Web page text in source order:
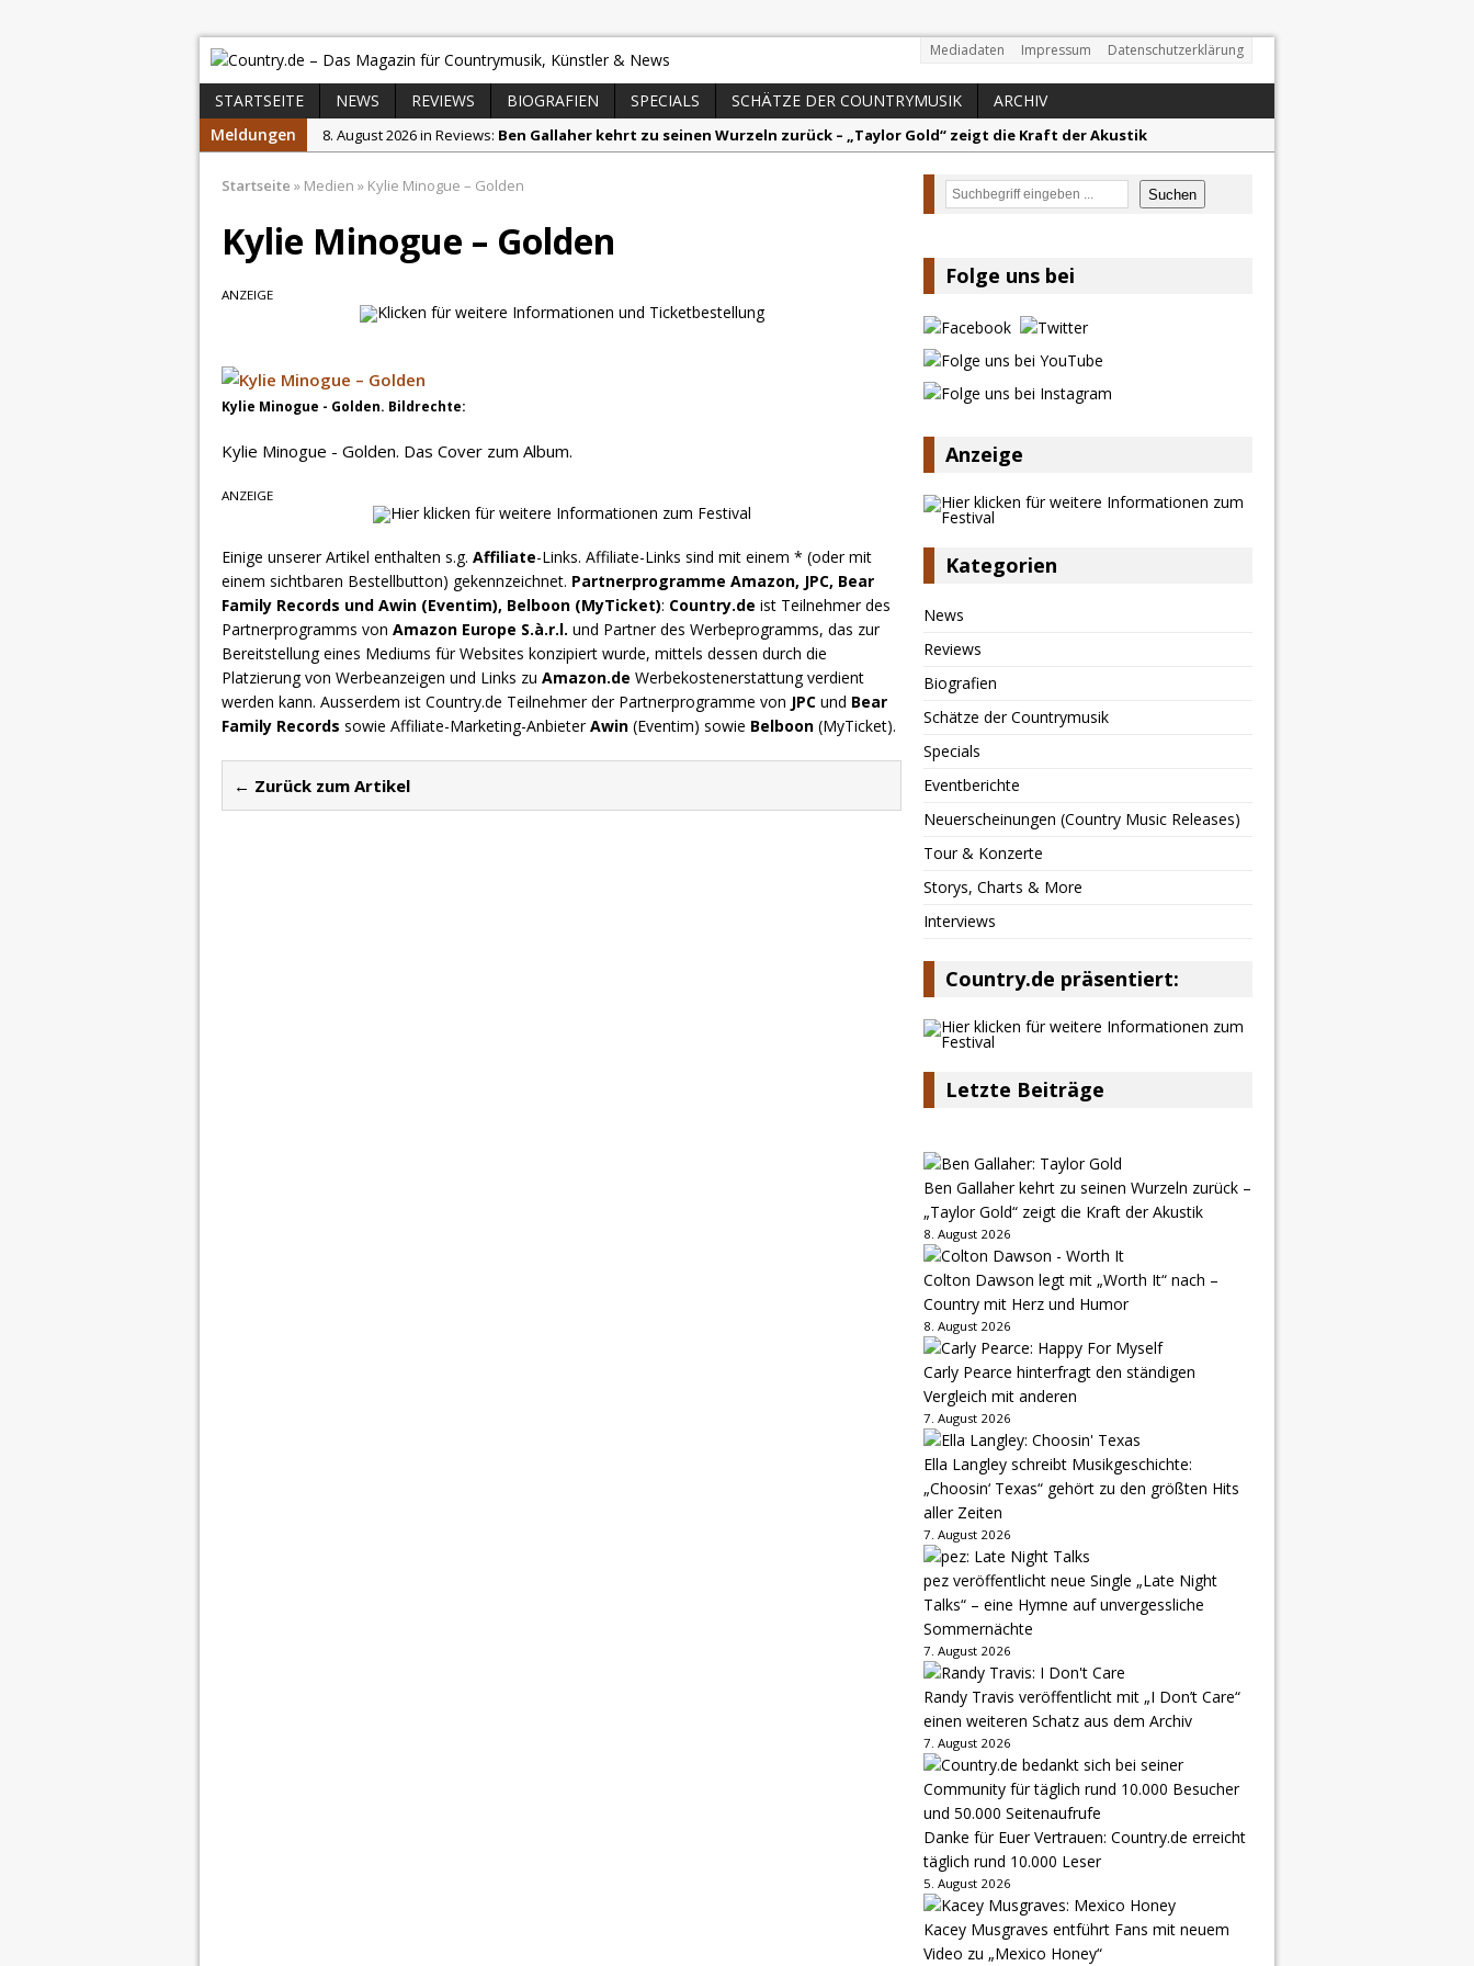
Mediadaten Impressum Datenschutzerklärung
STARTSEITE NEWS REVIEWS BIOGRAFIEN SPECIALS SCHÄTZE DER COUNTRYMUSIK
ARCHIV
Meldungen
8. August 2026 in Reviews: Ben Gallaher kehrt zu seinen Wurzeln zurück – „Taylor Gold“ zeigt die Kraft der Akustik
7. August 2026 in News:
7. August 2026 in News:
Ella Langley schreibt Musikgeschichte: „Choosin‘ Texas“ gehört zu den größten Hits aller Zeiten
7. August 2026 in News:
pez veröffentlicht neue Single „Late Night Talks“ – eine Hymne auf unvergessliche Sommernächte
Randy Travis veröffentlicht mit „I Don’t Care“ einen weiteren Schatz aus dem Archiv
Startseite » Medien » Kylie Minogue – Golden
Kylie Minogue – Golden
ANZEIGE
Kylie Minogue - Golden. Bildrechte:
Kylie Minogue - Golden. Das Cover zum Album.
ANZEIGE
Einige unserer Artikel enthalten s.g. Affiliate-Links. Affiliate-Links sind mit einem * (oder mit
einem sichtbaren Bestellbutton) gekennzeichnet. Partnerprogramme Amazon, JPC, Bear
Family Records und Awin (Eventim), Belboon (MyTicket): Country.de ist Teilnehmer des
Partnerprogramms von Amazon Europe S.à.r.l. und Partner des Werbeprogramms, das zur
Bereitstellung eines Mediums für Websites konzipiert wurde, mittels dessen durch die
Platzierung von Werbeanzeigen und Links zu Amazon.de Werbekostenerstattung verdient
werden kann. Ausserdem ist Country.de Teilnehmer der Partnerprogramme von JPC und Bear
Family Records sowie Affiliate-Marketing-AnbieterAwin (Eventim) sowie Belboon (MyTicket).
← Zurück zum Artikel
Suchen Suchen
Folge uns bei
Anzeige
Kategorien
News
Reviews
Biografien
Schätze der Countrymusik
Specials
Eventberichte
Neuerscheinungen (Country Music Releases)
Tour & Konzerte
Storys, Charts & More
Interviews
Country.de präsentiert:
Letzte Beiträge
Ben Gallaher kehrt zu seinen Wurzeln zurück –
„Taylor Gold“ zeigt die Kraft der Akustik
8. August 2026
Colton Dawson legt mit „Worth It“ nach –
Country mit Herz und Humor
8. August 2026
Carly Pearce hinterfragt den ständigen
Vergleich mit anderen
7. August 2026
Ella Langley schreibt Musikgeschichte:
„Choosin‘ Texas“ gehört zu den größten Hits
aller Zeiten
7. August 2026
pez veröffentlicht neue Single „Late Night
Talks“ – eine Hymne auf unvergessliche
Sommernächte
7. August 2026
Randy Travis veröffentlicht mit „I Don’t Care“
einen weiteren Schatz aus dem Archiv
7. August 2026
Danke für Euer Vertrauen: Country.de erreicht
täglich rund 10.000 Leser
5. August 2026
Kacey Musgraves entführt Fans mit neuem
Video zu „Mexico Honey“